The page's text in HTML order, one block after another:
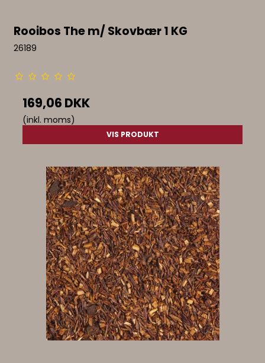
Rooibos The m/ Skovbær 1 KG
26189
169,06 DKK
(inkl. moms)
VIS PRODUKT